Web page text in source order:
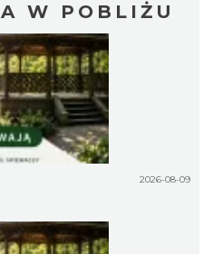
W POBLIŻU
2026-08-09